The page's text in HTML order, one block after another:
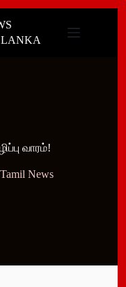
LANKA
வாரம்!
News